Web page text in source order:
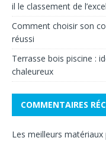
il le classement de
Comment choisir son
réussi
Terrasse bois piscine :
chaleureux
COMMENTAIRES
Les meilleurs